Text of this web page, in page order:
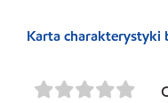
Karta charakterystyki